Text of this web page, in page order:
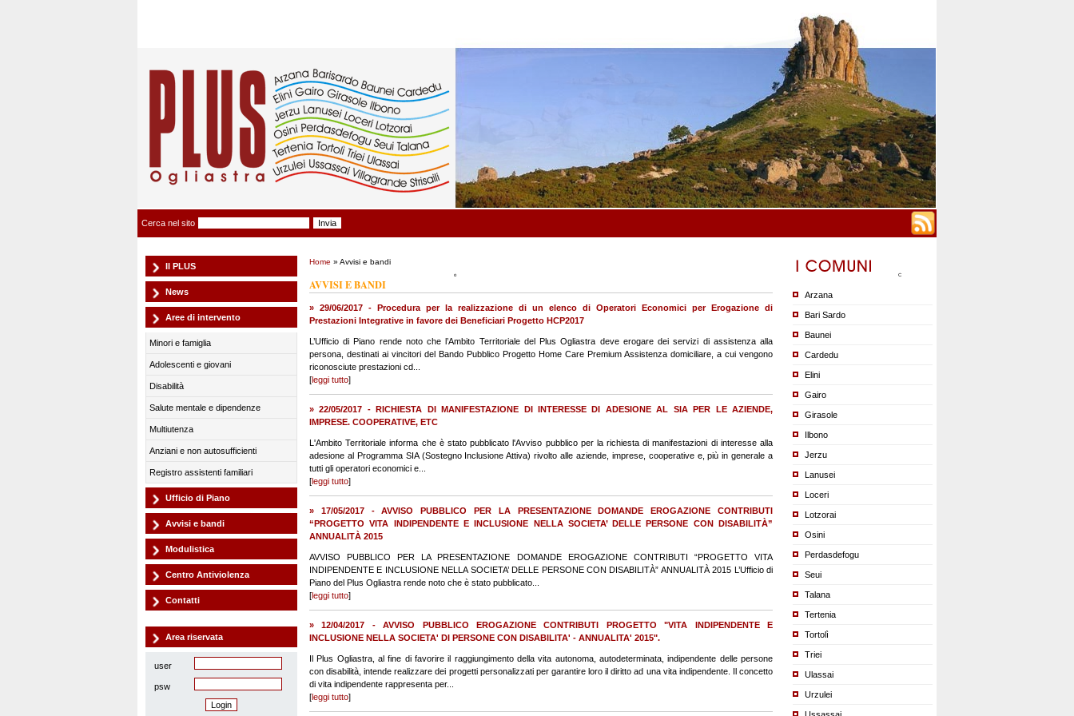
Cerca nel sito
Il PLUS
News
Aree di intervento
Minori e famiglia
Adolescenti e giovani
Disabilità
Salute mentale e dipendenze
Multiutenza
Anziani e non autosufficienti
Registro assistenti familiari
Ufficio di Piano
Avvisi e bandi
Modulistica
Centro Antiviolenza
Contatti
Area riservata
user
psw
Arzana
Bari Sardo
Baunei
Cardedu
Elini
Gairo
Girasole
Ilbono
Jerzu
Lanusei
Loceri
Lotzorai
Osini
Perdasdefogu
Seui
Talana
Tertenia
Tortolì
Triei
Ulassai
Urzulei
Home » Avvisi e bandi
AVVISI E BANDI
» 29/06/2017 - Procedura per la realizzazione di un elenco di Operatori Economici per Erogazione di
Prestazioni Integrative in favore dei Beneficiari Progetto HCP2017
L’Ufficio di Piano rende noto che l’Ambito Territoriale del Plus Ogliastra deve erogare dei servizi di assistenza alla
persona, destinati ai vincitori del Bando Pubblico Progetto Home Care Premium Assistenza domiciliare, a cui vengono
riconosciute prestazioni cd...
[leggi tutto]
» 22/05/2017 - RICHIESTA DI MANIFESTAZIONE DI INTERESSE DI ADESIONE AL SIA PER LE AZIENDE,
IMPRESE. COOPERATIVE, ETC
L'Ambito Territoriale informa che è stato pubblicato l'Avviso pubblico per la richiesta di manifestazioni di interesse alla
adesione al Programma SIA (Sostegno Inclusione Attiva) rivolto alle aziende, imprese, cooperative e, più in generale a
tutti gli operatori economici e...
[leggi tutto]
» 17/05/2017 - AVVISO PUBBLICO PER LA PRESENTAZIONE DOMANDE EROGAZIONE CONTRIBUTI
“PROGETTO VITA INDIPENDENTE E INCLUSIONE NELLA SOCIETA’ DELLE PERSONE CON DISABILITÀ”
ANNUALITÀ 2015
AVVISO PUBBLICO PER LA PRESENTAZIONE DOMANDE EROGAZIONE CONTRIBUTI “PROGETTO VITA
INDIPENDENTE E INCLUSIONE NELLA SOCIETA’ DELLE PERSONE CON DISABILITÀ” ANNUALITÀ 2015 L’Ufficio di
Piano del Plus Ogliastra rende noto che è stato pubblicato...
[leggi tutto]
» 12/04/2017 - AVVISO PUBBLICO EROGAZIONE CONTRIBUTI PROGETTO "VITA INDIPENDENTE E
INCLUSIONE NELLA SOCIETA' DI PERSONE CON DISABILITA' - ANNUALITA' 2015".
Il Plus Ogliastra, al fine di favorire il raggiungimento della vita autonoma, autodeterminata, indipendente delle persone
con disabilità, intende realizzare dei progetti personalizzati per garantire loro il diritto ad una vita indipendente. Il concetto
di vita indipendente rappresenta per...
[leggi tutto]